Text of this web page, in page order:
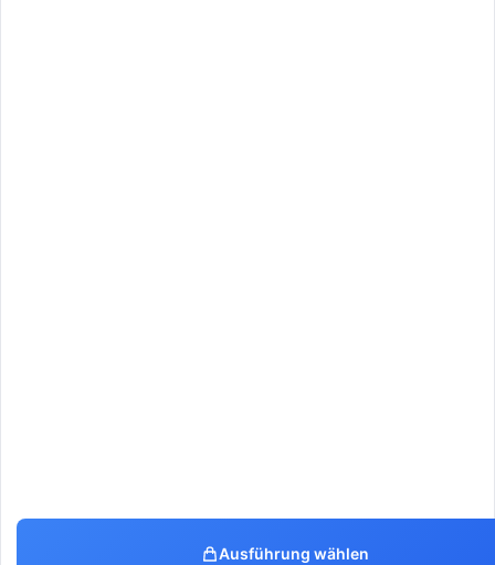
Ausführung wählen